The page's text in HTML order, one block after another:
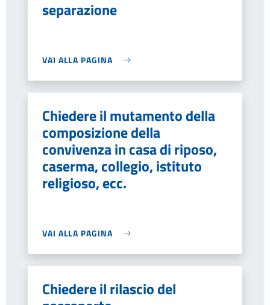
separazione
VAI ALLA PAGINA
Chiedere il mutamento della
composizione della
convivenza in casa di riposo,
caserma, collegio, istituto
religioso, ecc.
VAI ALLA PAGINA
Chiedere il rilascio del